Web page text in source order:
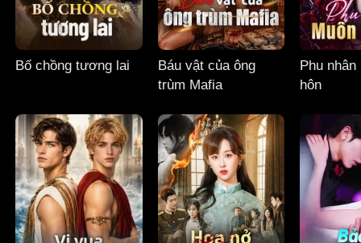
Bố chồng tương lai
Báu vật của ông
trùm Mafia
Phu
hôn